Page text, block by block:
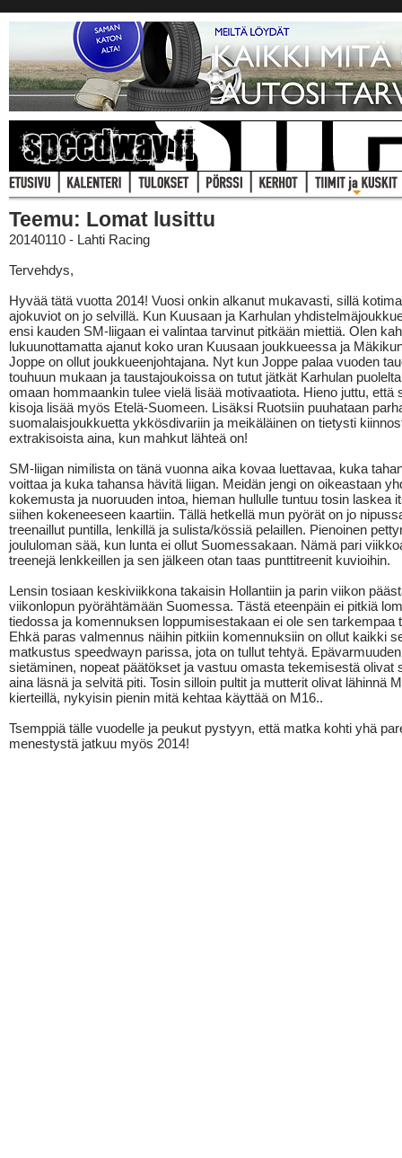
Teemu: Lomat lusittu
20140110 - Lahti Racing
Tervehdys,
Hyvää tätä vuotta 2014! Vuosi onkin alkanut mukavasti, sillä
ajokuviot on jo selvillä. Kun Kuusaan ja Karhulan
ensi kauden SM-liigaan ei valintaa tarvinut pitkään miettiä. Olen
lukuunottamatta ajanut koko uran Kuusaan joukkueessa ja
Joppe on ollut joukkueenjohtajana. Nyt kun Joppe palaa vuoden
touhuun mukaan ja taustajoukoissa on tutut jätkät Karhulan
omaan hommaankin tulee vielä lisää motivaatiota. Hieno juttu, että
kisoja lisää myös Etelä-Suomeen. Lisäksi Ruotsiin puuhataan
suomalaisjoukkuetta ykkösdivariin ja meikäläinen on tietysti
extrakisoista aina, kun mahkut lähteä on!
SM-liigan nimilista on tänä vuonna aika kovaa luettavaa, kuka
voittaa ja kuka tahansa hävitä liigan. Meidän jengi on oikeastaan
kokemusta ja nuoruuden intoa, hieman hullulle tuntuu tosin laskea
siihen kokeneeseen kaartiin. Tällä hetkellä mun pyörät on jo
treenaillut puntilla, lenkillä ja sulista/kössiä pelaillen. Pienoinen
joululoman sää, kun lunta ei ollut Suomessakaan. Nämä pari
treenejä lenkkeillen ja sen jälkeen otan taas punttitreenit kuvioihin.
Lensin tosiaan keskiviikkona takaisin Hollantiin ja parin viikon
viikonlopun pyörähtämään Suomessa. Tästä eteenpäin ei pitkiä
tiedossa ja komennuksen loppumisestakaan ei ole sen tarkempaa
Ehkä paras valmennus näihin pitkiin komennuksiin on ollut kaikki
matkustus speedwayn parissa, jota on tullut tehtyä. Epävarmuuden
sietäminen, nopeat päätökset ja vastuu omasta tekemisestä olivat
aina läsnä ja selvitä piti. Tosin silloin pultit ja mutterit olivat lähinnä
kierteillä, nykyisin pienin mitä kehtaa käyttää on M16..
Tsemppiä tälle vuodelle ja peukut pystyyn, että matka kohti yhä
menestystä jatkuu myös 2014!